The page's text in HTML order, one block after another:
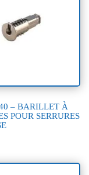
– BARILLET À
POUR SERRURES